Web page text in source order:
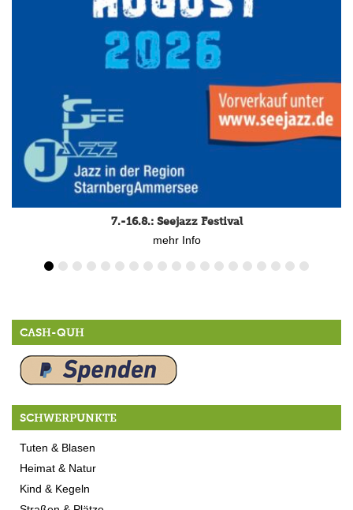
7.-16.8.: Seejazz Festival
mehr Info
CASH-QUH
SCHWERPUNKTE
Tuten & Blasen
Heimat & Natur
Kind & Kegeln